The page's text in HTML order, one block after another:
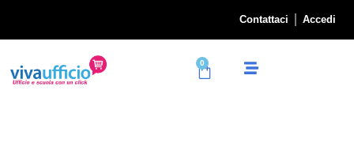
Contattaci Accedi
0